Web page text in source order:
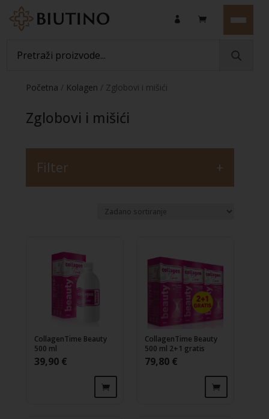
Početna / Kolagen / Zglobovi i mišići
Zglobovi i mišići
CollagenTime Beauty
500 ml
39,90 €
CollagenTime Beauty
500 ml 2+1 gratis
79,80 €
Filter